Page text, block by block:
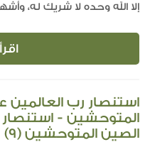
إلا الله وحده لا شريك له،
استنصار رب العالمين
المتوحشين -
الصين المتوحشين (9)